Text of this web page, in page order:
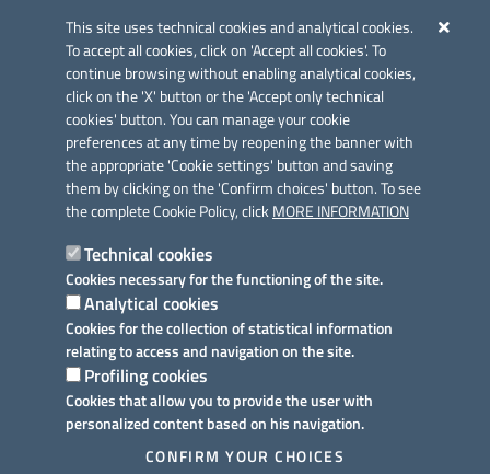
This site uses technical cookies and analytical cookies.
To accept all cookies, click on 'Accept all cookies'. To
continue browsing without enabling analytical cookies,
click on the 'X' button or the 'Accept only technical
cookies' button. You can manage your cookie
preferences at any time by reopening the banner with
the appropriate 'Cookie settings' button and saving
them by clicking on the 'Confirm choices' button. To see
the complete Cookie Policy, clickMORE INFORMATION
Technical cookies
Cookies necessary for the functioning of the site.
Analytical cookies
Cookies for the collection of statistical information
relating to access and navigation on the site.
Profiling cookies
Cookies that allow you to provide the user with
personalized content based on his navigation.
CONFIRM YOUR CHOICES
Azione 2.3.
Link utili
Informativa privacy
Dichiarazione di accessibilità
Note legali
Domande frequenti
Richiesta assistenza
Prenotazione appuntamento